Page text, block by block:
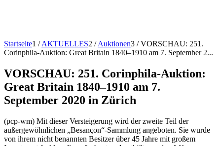
Startseite1 / AKTUELLES2 / Auktionen3 / VORSCHAU: 251.
Corinphila-Auktion: Great Britain 1840–1910 am 7. September 2...
VORSCHAU: 251. Corinphila-Auktion:
Great Britain 1840–1910 am 7.
September 2020 in Zürich
(pcp-wm) Mit dieser Versteigerung wird der zweite Teil der
außergewöhnlichen „Besançon“-Sammlung angeboten. Sie wurde
von ihrem nicht benannten Besitzer über 45 Jahre mit großem